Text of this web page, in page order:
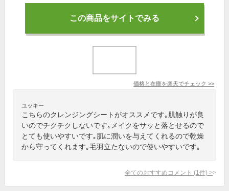
この商品をサイトでみる
価格と在庫を楽天でチェック >>
ユッキー
こちらのクレンジングシートがオススメです｡肌触りが良
いのでチクチクしないです｡メイクをサッと落とせるので
とても使いやすいです｡肌に潤いを与えてくれるので乾燥
から守ってくれます｡毛羽立たないので使いやすいです｡
全てのおすすめコメント (1 件) >